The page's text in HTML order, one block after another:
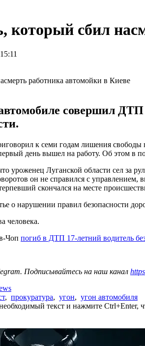
который сбил
совершил ДТП
к семи годам лишения свободы
день вышел на работу. Об этом в
уроженец Луганской области сел за
он не справился с управлением,
скончался на месте
о нарушении правил безопасности
человека.
Чоп погиб в ДТП 17-летний водитель
Подписывайтесь на наш канал
, прокуратура, угон, угон автомобиля
текст и нажмите Ctrl+Enter,